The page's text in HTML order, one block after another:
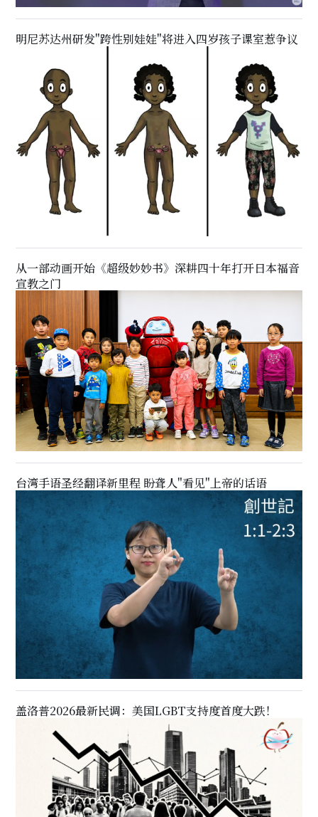
明尼苏达州研发"跨性别娃娃"将进入四岁孩子课室惹争议
从一部动画开始《超级妙妙书》深耕四十年打开日本福音
宣教之门
台湾手语圣经翻译新里程 盼聋人"看见"上帝的话语
盖洛普2026最新民调：美国LGBT支持度首度大跌！